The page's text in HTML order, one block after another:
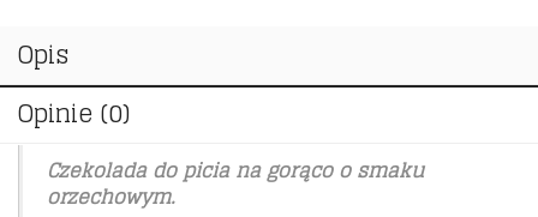
Opis
Opinie (0)
Czekolada do picia na gorąco o smaku
orzechowym.